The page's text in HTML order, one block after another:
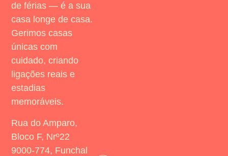
de férias — é a sua
casa longe de casa.
Gerimos casas
únicas com
cuidado, criando
ligações reais e
estadias
memoráveis.
Rua do Amparo,
Bloco F, Nrº22
9000-774, Funchal